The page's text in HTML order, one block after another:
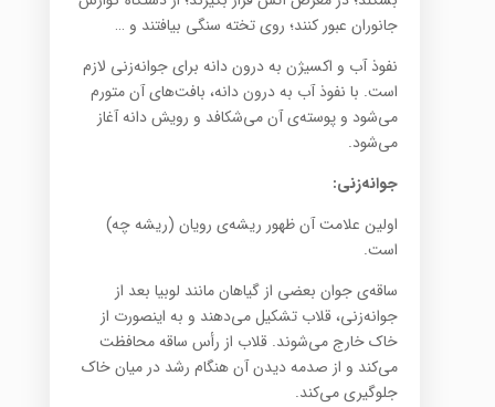
جانوران عبور کنند؛ روی تخته سنگی بیافتند و …
نفوذ آب و اکسیژن به درون دانه برای جوانه‌زنی لازم
است. با نفوذ آب به درون دانه، بافت‌ها‌ی آن متورم
می‌شود و پوسته‌ی آن می‌شکافد و رویش دانه آغاز
می‌شود.
جوانه‌زنی:
اولین علامت آن ظهور ریشه‌ی رویان (ریشه چه)
است.
ساقه‌ی جوان بعضی از گیاهان مانند لوبیا بعد از
جوانه‌زنی، قلاب تشکیل می‌دهند و به اینصورت از
خاک خارج می‌شوند. قلاب از رأس ساقه محافظت
می‌کند و از صدمه دیدن آن هنگام رشد در میان خاک
جلوگیری می‌کند.